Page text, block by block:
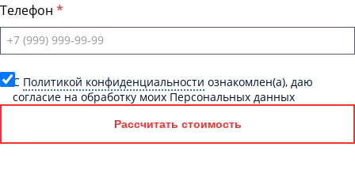
Телефон
C Политикой конфиденциальности ознакомлен(а), даю
согласие на обработку моих Персональных данных
Рассчитать стоимость